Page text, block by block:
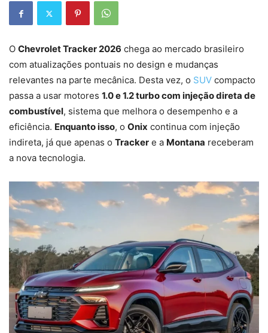
O Chevrolet Tracker 2026 chega ao mercado brasileiro
com atualizações pontuais no design e mudanças
relevantes na parte mecânica. Desta vez, o SUV compacto
passa a usar motores 1.0 e 1.2 turbo com injeção direta de
combustível, sistema que melhora o desempenho e a
eficiência. Enquanto isso, o Onix continua com injeção
indireta, já que apenas o Tracker e a Montana receberam
a nova tecnologia.